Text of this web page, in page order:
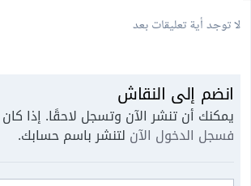
لا توجد أية تعليقات بعد
انضم إلى النقاش
يمكنك أن تنشر الآن وتسجل لاحقًا. إذا
فسجل الدخول الآن لتنشر باسم حسابك.